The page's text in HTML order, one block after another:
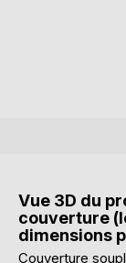
Vue 3D du
couverture
dimensions
Couverture